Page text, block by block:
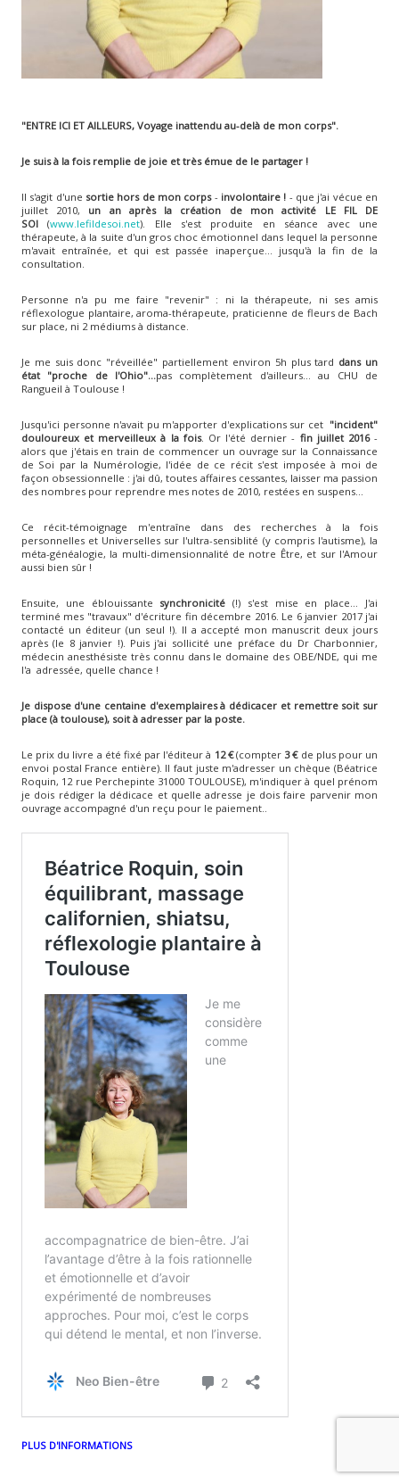
"ENTRE ICI ET AILLEURS, Voyage inattendu au-delà de mon corps".
Je suis à la fois remplie de joie et très émue de le partager !
Il s'agit d'une sortie hors de mon corps- involontaire ! - que j'ai vécue en
juillet 2010, un an après la création de mon activité LE FIL DE
SOI(www.lefildesoi.net). Elle s'est produite en séance avec une
thérapeute, à la suite d'un gros choc émotionnel dans lequel la personne
m'avait entraînée, et qui est passée inaperçue... jusqu'à la fin de la
consultation.
Personne n'a pu me faire "revenir" : ni la thérapeute, ni ses amis
réflexologue plantaire, aroma-thérapeute, praticienne de fleurs de Bach
sur place, ni 2 médiums à distance.
Je me suis donc "réveillée" partiellement environ 5h plus tard dans un
état "proche de l'Ohio"...pas complètement d'ailleurs...
au CHU de
Rangueil à Toulouse !
Jusqu'ici personne n'avait pu m'apporter d'explications sur cet "incident"
douloureux et merveilleux à la fois. Or l'été dernier - fin juillet 2016-
alors que j'étais en train de commencer un ouvrage sur la Connaissance
de Soi par la Numérologie, l'idée de ce récit s'est imposée à moi de
façon obsessionnelle : j'ai dû, toutes affaires cessantes, laisser ma passion
des nombres pour reprendre mes notes de 2010, restées en suspens...
Ce récit-témoignage m'entraîne dans des recherches à la fois
personnelles et Universelles sur l'ultra-sensiblité (y compris l'autisme), la
méta-généalogie, la multi-dimensionnalité de notre Être, et sur l'Amour
aussi bien sûr !
Ensuite, une éblouissante synchronicité (!) s'est mise en place... J'ai
terminé mes "travaux" d'écriture fin décembre 2016. Le 6 janvier 2017 j'ai
contacté un éditeur (un seul !). Il a accepté mon manuscrit deux jours
après (le 8 janvier !). Puis j'ai sollicité une préface du Dr Charbonnier,
médecin anesthésiste très connu dans le domaine des OBE/NDE, qui me
l'a adressée, quelle chance !
Je dispose d'une centaine d'exemplaires à dédicacer et remettre soit sur
place (à toulouse), soit à adresser par la poste.
Le prix du livre a été fixé par l'éditeur à 12 €(compter 3 € de plus pour un
envoi postal France entière). Il faut juste m'adresser un chèque (Béatrice
Roquin, 12 rue Perchepinte 31000 TOULOUSE), m'indiquer à quel prénom
je dois rédiger la dédicace et quelle adresse je dois faire parvenir mon
ouvrage accompagné d'un reçu pour le paiement..
PLUS D'INFORMATIONS